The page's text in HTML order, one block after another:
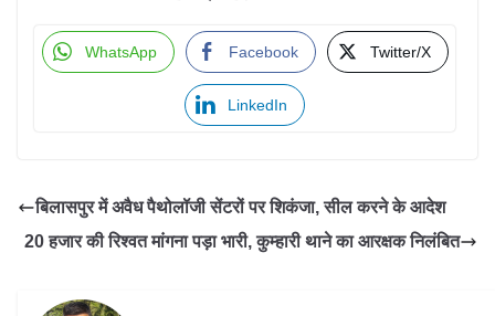
WhatsApp Facebook Twitter/X
LinkedIn
बिलासपुर में अवैध पैथोलॉजी सेंटरों पर शिकंजा, सील करने के आदेश
20 हजार की रिश्वत मांगना पड़ा भारी, कुम्हारी थाने का आरक्षक निलंबित